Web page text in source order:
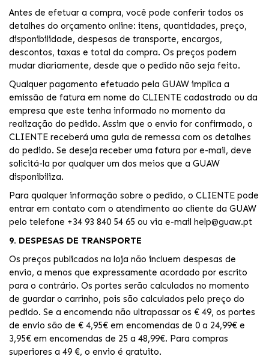
Antes de efetuar a compra, você pode conferir todos os
detalhes do orçamento online: itens, quantidades, preço,
disponibilidade, despesas de transporte, encargos,
descontos, taxas e total da compra. Os preços podem
mudar diariamente, desde que o pedido não seja feito.
Qualquer pagamento efetuado pela GUAW implica a
emissão de fatura em nome do CLIENTE cadastrado ou da
empresa que este tenha informado no momento da
realização do pedido. Assim que o envio for confirmado, o
CLIENTE receberá uma guia de remessa com os detalhes
do pedido. Se deseja receber uma fatura por e-mail, deve
solicitá-la por qualquer um dos meios que a GUAW
disponibiliza.
Para qualquer informação sobre o pedido, o CLIENTE pode
entrar em contato com o atendimento ao cliente da GUAW
pelo telefone +34 93 840 54 65 ou via e-mail help@guaw.pt
9. DESPESAS DE TRANSPORTE
Os preços publicados na loja não incluem despesas de
envio, a menos que expressamente acordado por escrito
para o contrário. Os portes serão calculados no momento
de guardar o carrinho, pois são calculados pelo preço do
pedido. Se a encomenda não ultrapassar os € 49, os portes
de envio são de € 4,95€ em encomendas de 0 a 24,99€ e
3,95€ em encomendas de 25 a 48,99€. Para compras
superiores a 49 €, o envio é gratuito.